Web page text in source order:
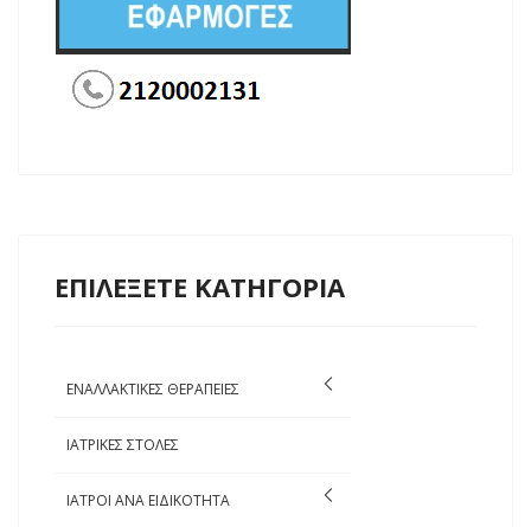
ΕΠΙΛΕΞΕΤΕ ΚΑΤΗΓΟΡΙΑ
ΕΝΑΛΛΑΚΤΙΚΕΣ ΘΕΡΑΠΕΙΕΣ
ΙΑΤΡΙΚΕΣ ΣΤΟΛΕΣ
ΙΑΤΡΟΙ ΑΝΑ ΕΙΔΙΚΟΤΗΤΑ